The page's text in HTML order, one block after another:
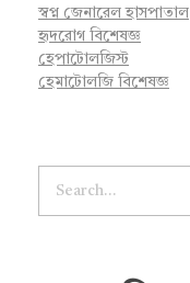
স্বপ্ন জেনারেল হাসপাতাল
হৃদরোগ বিশেষজ্ঞ
হেপাটোলজিস্ট
হেমাটোলজি বিশেষজ্ঞ